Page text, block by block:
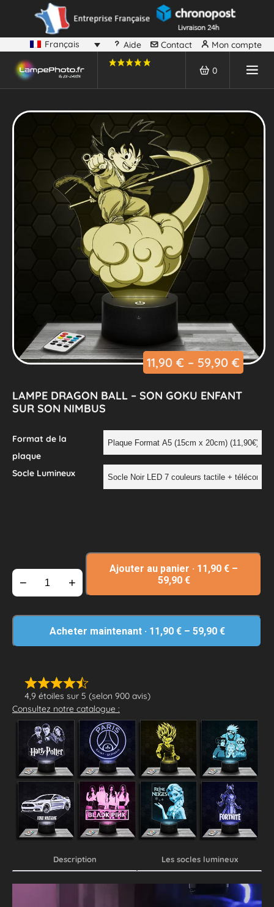
Français Aide Contact Mon compte
0
11,90 € – 59,90 €
LAMPE DRAGON BALL – SON GOKU ENFANT
SUR SON NIMBUS
4,9 étoiles sur 5 (selon 900 avis)
Consultez notre catalogue :
Format de la
plaque
Socle Lumineux
− +
Ajouter au panier · 11,90 € –
59,90 €
Acheter maintenant · 11,90 €– 59,90 €
Description Les socles lumineux